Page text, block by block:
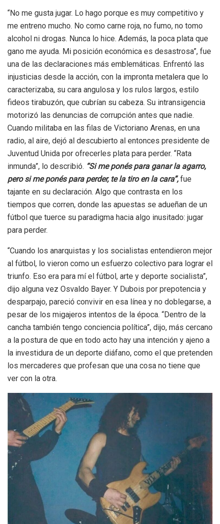
“No me gusta jugar. Lo hago porque es muy competitivo y
me entreno mucho. No como carne roja, no fumo, no tomo
alcohol ni drogas. Nunca lo hice. Además, la poca plata que
gano me ayuda. Mi posición económica es desastrosa”, fue
una de las declaraciones más emblemáticas. Enfrentó las
injusticias desde la acción, con la impronta metalera que lo
caracterizaba, su cara angulosa y los rulos largos, estilo
fideos tirabuzón, que cubrían su cabeza. Su intransigencia
motorizó las denuncias de corrupción antes que nadie.
Cuando militaba en las filas de Victoriano Arenas, en una
radio, al aire, dejó al descubierto al entonces presidente de
Juventud Unida por ofrecerles plata para perder. “Rata
inmunda”, lo describió. “Si me ponés para ganar la agarro,
pero si me ponés para perder, te la tiro en la cara”,fue
tajante en su declaración. Algo que contrasta en los
tiempos que corren, donde las apuestas se adueñan de un
fútbol que tuerce su paradigma hacia algo inusitado: jugar
para perder.
“Cuando los anarquistas y los socialistas entendieron mejor
al fútbol, lo vieron como un esfuerzo colectivo para lograr el
triunfo. Eso era para mí el fútbol, arte y deporte socialista”,
dijo alguna vez Osvaldo Bayer. Y Dubois por prepotencia y
desparpajo, pareció convivir en esa línea y no doblegarse, a
pesar de los migajeros intentos de la época. “Dentro de la
cancha también tengo conciencia política”, dijo, más cercano
a la postura de que en todo acto hay una intención y ajeno a
la investidura de un deporte diáfano, como el que pretenden
los mercaderes que profesan que una cosa no tiene que
ver con la otra.